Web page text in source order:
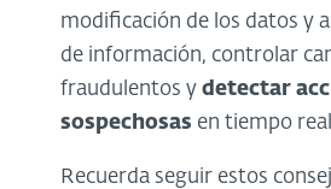
modificación de los datos y
de información, controlar
fraudulentos y detectar
sospechosas en tiempo
Recuerda seguir estos